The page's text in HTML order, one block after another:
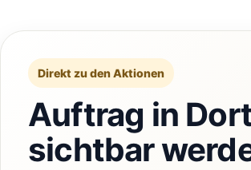
Direkt zu den Aktionen
Auftrag in
sichtbar